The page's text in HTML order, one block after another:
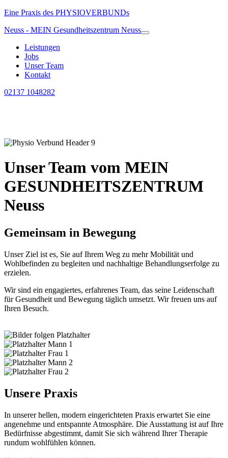
Eine Praxis des PHYSIOVERBUNDs
Neuss - MEIN Gesundheitszentrum Neuss
Leistungen
Jobs
Unser Team
Kontakt
02137 1048282
Unser Team vom MEIN
GESUNDHEITSZENTRUM
Neuss
Gemeinsam in Bewegung
Unser Ziel ist es, Sie auf Ihrem Weg zu mehr Mobilität und
Wohlbefinden zu begleiten und nachhaltige Behandlungserfolge zu
erzielen.
Wir sind ein engagiertes, erfahrenes Team, das seine Leidenschaft
für Gesundheit und Bewegung täglich umsetzt. Wir freuen uns auf
Ihren Besuch.
Unsere Praxis
In unserer hellen, modern eingerichteten Praxis erwartet Sie eine
angenehme und entspannte Atmosphäre. Die Ausstattung ist auf Ihre
Bedürfnisse abgestimmt, damit Sie sich während Ihrer Therapie
rundum wohlfühlen können.